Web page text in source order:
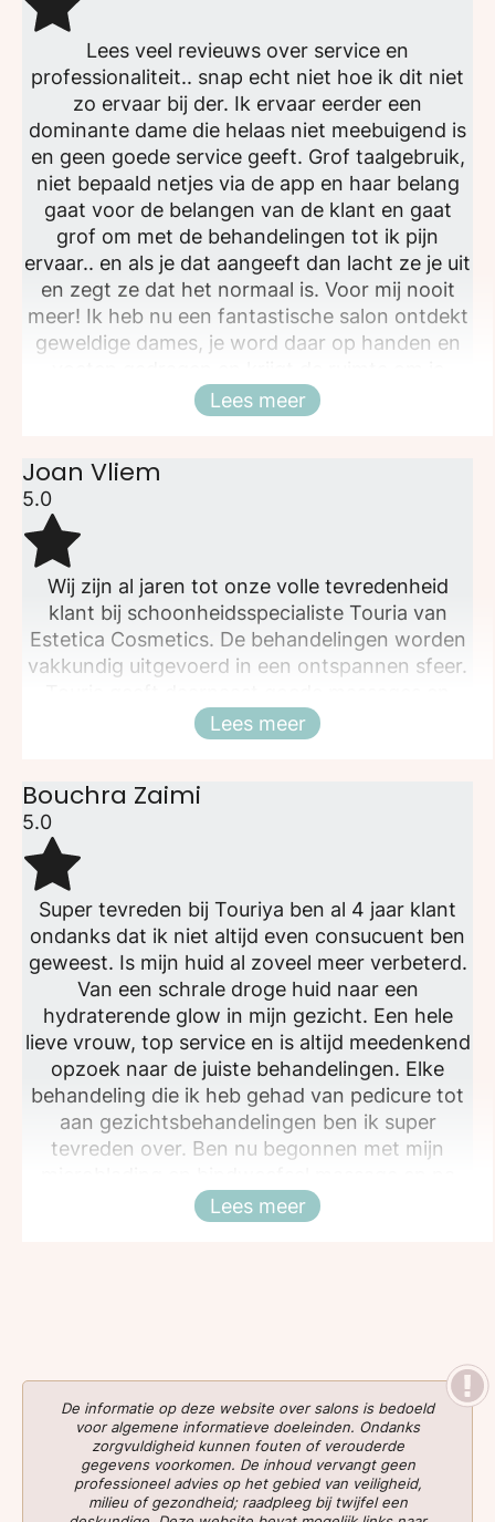
Lees veel revieuws over service en
professionaliteit.. snap echt niet hoe ik dit niet
zo ervaar bij der. Ik ervaar eerder een
dominante dame die helaas niet meebuigend is
en geen goede service geeft. Grof taalgebruik,
niet bepaald netjes via de app en haar belang
gaat voor de belangen van de klant en gaat
grof om met de behandelingen tot ik pijn
ervaar.. en als je dat aangeeft dan lacht ze je uit
en zegt ze dat het normaal is. Voor mij nooit
meer! Ik heb nu een fantastische salon ontdekt
geweldige dames, je word daar op handen en
wensen uit te leggen en zij vervullen die
zorgvuldig en zonder pijn. Kortom, top keuze!
Sluiten
Lees meer
Joan Vliem
5.0
Wij zijn al jaren tot onze volle tevredenheid
klant bij schoonheidsspecialiste Touria van
Estetica Cosmetics. De behandelingen worden
vakkundig uitgevoerd in een ontspannen sfeer.
verkoopt uitstekende producten van Maria
Galland.
Sluiten
Lees meer
Bouchra Zaimi
5.0
Super tevreden bij Touriya ben al 4 jaar klant
ondanks dat ik niet altijd even consucuent ben
geweest. Is mijn huid al zoveel meer verbeterd.
Van een schrale droge huid naar een
hydraterende glow in mijn gezicht. Een hele
lieve vrouw, top service en is altijd meedenkend
opzoek naar de juiste behandelingen. Elke
behandeling die ik heb gehad van pedicure tot
aan gezichtsbehandelingen ben ik super
tevreden over. Ben nu begonnen met mijn
mijn eerste treatment zie ik al een grote
verschil. Kan niet wachten tot het eindresultaat.
Sluiten
Lees meer
De informatie op deze website over salons is bedoeld
voor algemene informatieve doeleinden. Ondanks
zorgvuldigheid kunnen fouten of verouderde
gegevens voorkomen. De inhoud vervangt geen
professioneel advies op het gebied van veiligheid,
milieu of gezondheid; raadpleeg bij twijfel een